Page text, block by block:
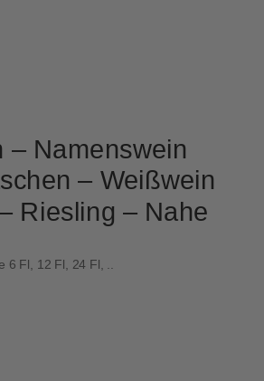
– Namenswein
– Weißwein
Riesling – Nahe
6 Fl, 12 Fl, 24 Fl, ..